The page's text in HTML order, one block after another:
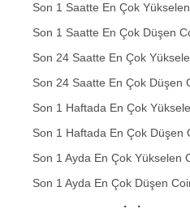
Son 1 Saatte En Çok
Son 1 Saatte En Çok Düşen
Son 24 Saatte En Çok
Son 24 Saatte En Çok Düşen
Son 1 Haftada En Çok
Son 1 Haftada En Çok Düşen
Son 1 Ayda En Çok Yükselen
Son 1 Ayda En Çok Düşen